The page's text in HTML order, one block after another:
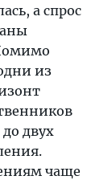
а спрос
из
двух
чаще